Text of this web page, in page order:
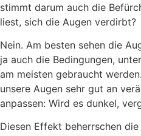
stimmt darum auch die
liest, sich die Augen verdirbt?
Nein. Am besten sehen die
ja auch die Bedingungen,
am meisten gebraucht
unsere Augen sehr gut an
anpassen: Wird es dunkel,
Diesen Effekt beherrschen